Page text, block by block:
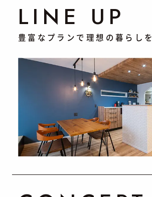
LINE UP
豊富なプランで理想の暮らしを